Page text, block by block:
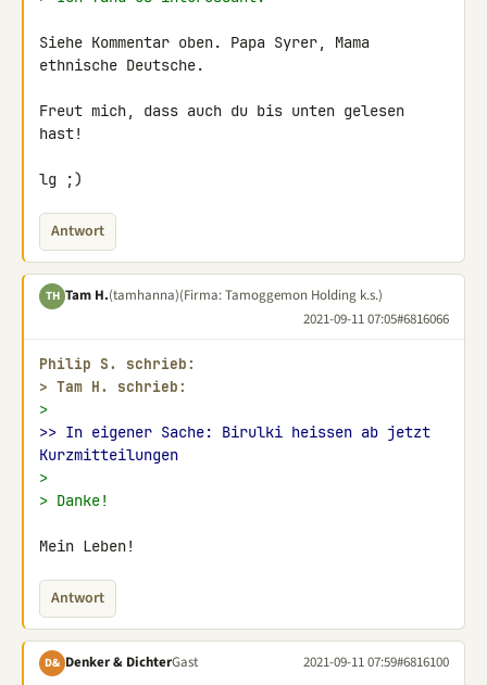
Siehe Kommentar oben. Papa Syrer, Mama
ethnische Deutsche.
Freut mich, dass auch du bis unten gelesen
hast!
lg ;)
Antwort
TH Tam H.(tamhanna)(Firma: Tamoggemon Holding k.s.)
2021-09-11 07:05#6816066
Philip S. schrieb:
> Tam H. schrieb:
>
>> In eigener Sache: Birulki heissen ab jetzt
Kurzmitteilungen
>
> Danke!
Mein Leben!
Antwort
D& Denker & DichterGast 2021-09-11 07:59#6816100